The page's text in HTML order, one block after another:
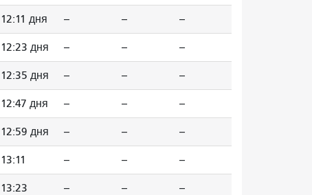
12:11 дня -- -- --
12:23 дня -- -- --
12:35 дня -- -- --
12:47 дня -- -- --
12:59 дня -- -- --
13:11 -- -- --
13:23 -- -- --